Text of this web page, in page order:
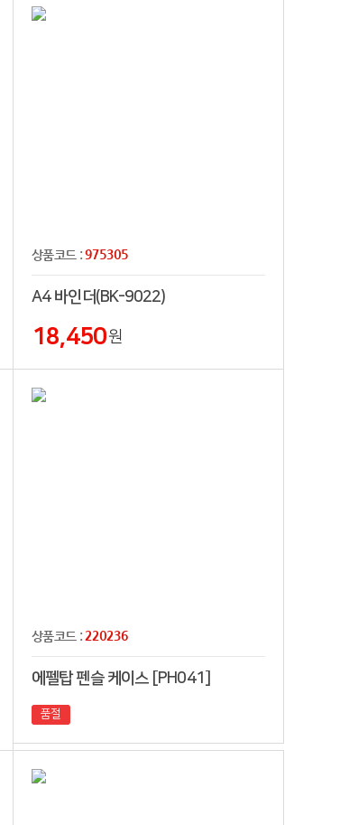
상품코드 :975305
A4 바인더(BK-9022)
18,450원
상품코드 :220236
에펠탑 펜슬 케이스 [PH041]
품절